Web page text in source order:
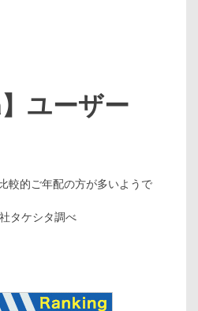
ユーザー
較的ご年配の方が多いようで
タケシタ調べ